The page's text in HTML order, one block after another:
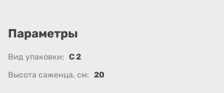
Параметры
Вид упаковки: С 2
Высота саженца, см: 20